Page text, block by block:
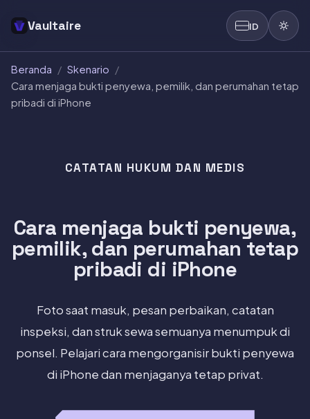
Vaultaire ID
Beranda / Skenario /
Cara menjaga bukti penyewa, pemilik, dan perumahan tetap
pribadi di iPhone
CATATAN HUKUM DAN MEDIS
Cara menjaga bukti penyewa,
pemilik, dan perumahan tetap
pribadi di iPhone
Foto saat masuk, pesan perbaikan, catatan
inspeksi, dan struk sewa semuanya menumpuk di
ponsel. Pelajari cara mengorganisir bukti penyewa
di iPhone dan menjaganya tetap privat.